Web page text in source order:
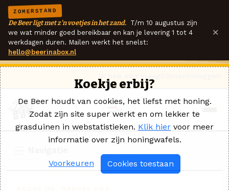
ZOMERSTAND
De Beer ligt met z'n voetjes in het zand. T/m 10 augustus zijn
we wat minder goed bereikbaar en kan je levering 1 tot 4
werkdagen duren. Mailen werkt het snelst:
hello@beerinabox.nl
×
Koekje erbij?
De Beer houdt van cookies, het liefst met honing.
Zodat zijn site super werkt en om lekker te
grasduinen in webstatistieken. Klik hier voor meer
informatie over zijn honingwafels.
Voorkeuren Cookies toestaan